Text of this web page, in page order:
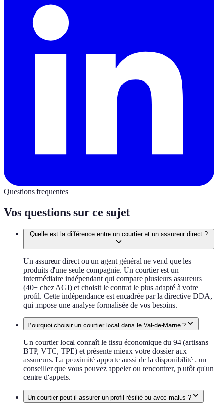
Questions frequentes
Vos questions sur ce sujet
Quelle est la différence entre un courtier et un assureur direct ?
Un assureur direct ou un agent général ne vend que les
produits d'une seule compagnie. Un courtier est un
intermédiaire indépendant qui compare plusieurs assureurs
(40+ chez AGI) et choisit le contrat le plus adapté à votre
profil. Cette indépendance est encadrée par la directive DDA,
qui impose une analyse formalisée de vos besoins.
Pourquoi choisir un courtier local dans le Val-de-Marne ?
Un courtier local connaît le tissu économique du 94 (artisans
BTP, VTC, TPE) et présente mieux votre dossier aux
assureurs. La proximité apporte aussi de la disponibilité : un
conseiller que vous pouvez appeler ou rencontrer, plutôt qu'un
centre d'appels.
Un courtier peut-il assurer un profil résilié ou avec malus ?